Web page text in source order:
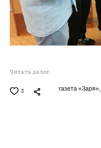
Читать далее
3 газета «Заря»,